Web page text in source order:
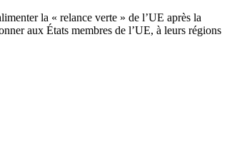
la « relance verte » de l’UE après la
aux États membres de l’UE, à leurs régions